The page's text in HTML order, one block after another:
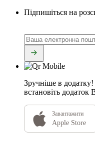
Підпишіться на
Зручніше в додатку!
встановіть додаток
Завантажити
Apple Store